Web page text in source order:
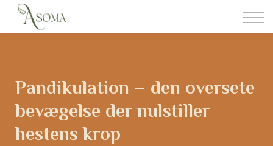
Login
Pandikulation – den oversete
bevægelse der nulstiller
hestens krop